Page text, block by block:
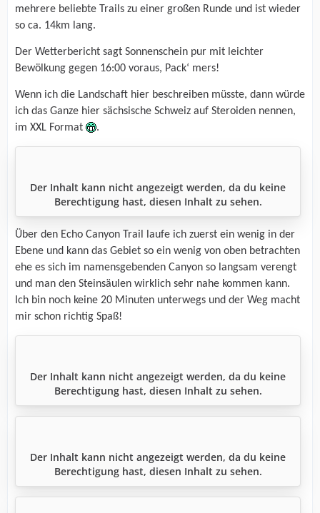
mehrere beliebte Trails zu einer großen Runde und ist wieder
so ca. 14km lang.
Der Wetterbericht sagt Sonnenschein pur mit leichter
Bewölkung gegen 16:00 voraus, Pack‘ mers!
Wenn ich die Landschaft hier beschreiben müsste, dann würde
ich das Ganze hier sächsische Schweiz auf Steroiden nennen,
im XXL Format
.
Der Inhalt kann nicht angezeigt werden, da du keine
Berechtigung hast, diesen Inhalt zu sehen.
Über den Echo Canyon Trail laufe ich zuerst ein wenig in der
Ebene und kann das Gebiet so ein wenig von oben betrachten
ehe es sich im namensgebenden Canyon so langsam verengt
und man den Steinsäulen wirklich sehr nahe kommen kann.
Ich bin noch keine 20 Minuten unterwegs und der Weg macht
mir schon richtig Spaß!
Der Inhalt kann nicht angezeigt werden, da du keine
Berechtigung hast, diesen Inhalt zu sehen.
Der Inhalt kann nicht angezeigt werden, da du keine
Berechtigung hast, diesen Inhalt zu sehen.